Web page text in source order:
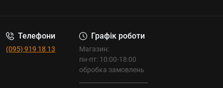
Телефони
(095) 919 18 13
Графік роботи
Магазин:
пн-пт: 10:00-18:00
обробка замовлень